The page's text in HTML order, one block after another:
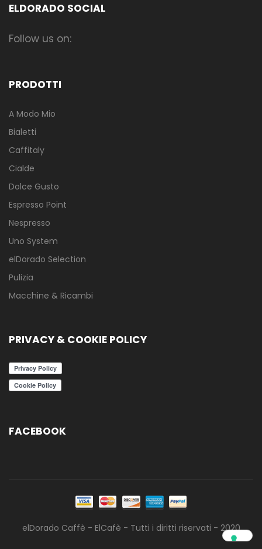
ELDORADO SOCIAL
Follow us on:
PRODOTTI
A Modo Mio
Bialetti
Caffitaly
Cialde
Dolce Gusto
Espresso Point
Nespresso
Uno System
elDorado Selection
Pulizia
Macchine & Ricambi
PRIVACY & COOKIE POLICY
FACEBOOK
elDorado Caffè - ElCafè - Tutti i diritti riservati - 2020